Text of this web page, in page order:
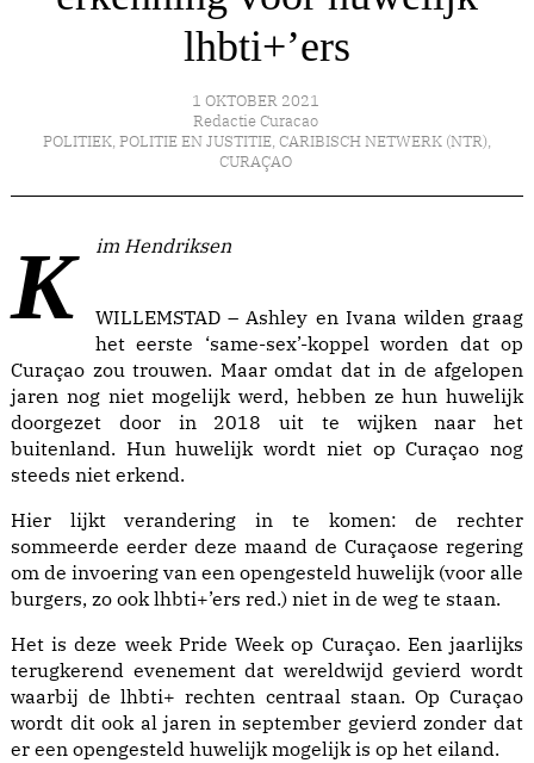
lhbti+’ers
1 OKTOBER 2021
Redactie Curacao
POLITIEK, POLITIE EN JUSTITIE, CARIBISCH NETWERK (NTR),
CURAÇAO
Kim Hendriksen
WILLEMSTAD – Ashley en Ivana wilden graag
het eerste ‘same-sex’-koppel worden dat op
Curaçao zou trouwen. Maar omdat dat in de afgelopen
jaren nog niet mogelijk werd, hebben ze hun huwelijk
doorgezet door in 2018 uit te wijken naar het
buitenland. Hun huwelijk wordt niet op Curaçao nog
steeds niet erkend.
Hier lijkt verandering in te komen: de rechter
sommeerde eerder deze maand de Curaçaose regering
om de invoering van een opengesteld huwelijk (voor alle
burgers, zo ook lhbti+’ers red.) niet in de weg te staan.
Het is deze week Pride Week op Curaçao. Een jaarlijks
terugkerend evenement dat wereldwijd gevierd wordt
waarbij de lhbti+ rechten centraal staan. Op Curaçao
wordt dit ook al jaren in september gevierd zonder dat
er een opengesteld huwelijk mogelijk is op het eiland.